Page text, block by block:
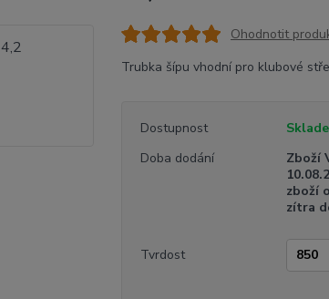
Ohodnotit
Trubka šípu vhodní pro klubové
Dostupnost
Doba dodání
Zboží
zboží
zítra
Tvrdost